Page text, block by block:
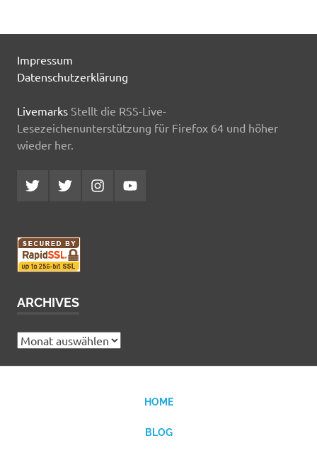
Impressum
Datenschutzerklärung
Livemarks Stellt die RSS-Live-
Lesezeichenunterstützung für Firefox 64 und höher
wieder her.
Twitter
MCDP
Twitter
Musicradiostation
InstagramYouTube
ARCHIVES
Archives
HOME
BLOG